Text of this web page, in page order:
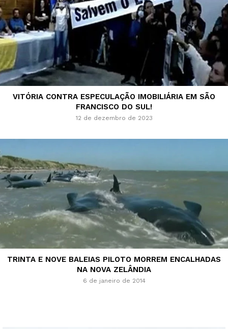
VITÓRIA CONTRA ESPECULAÇÃO IMOBILIÁRIA EM SÃO
FRANCISCO DO SUL!
12 de dezembro de 2023
TRINTA E NOVE BALEIAS PILOTO MORREM ENCALHADAS
NA NOVA ZELÂNDIA
6 de janeiro de 2014